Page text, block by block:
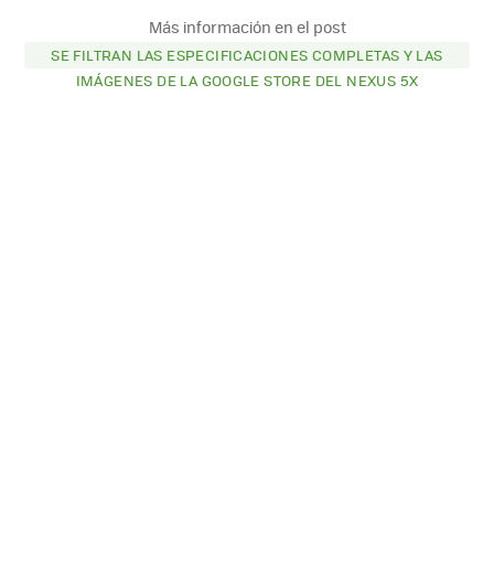
Más información en el post
SE FILTRAN LAS ESPECIFICACIONES COMPLETAS Y LAS
IMÁGENES DE LA GOOGLE STORE DEL NEXUS 5X